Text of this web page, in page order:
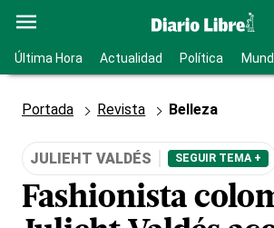
Última Hora Actualidad Política
Portada Revista Belleza
JULIEHT VALDÉS SEGUIR TEMA +
Fashionista